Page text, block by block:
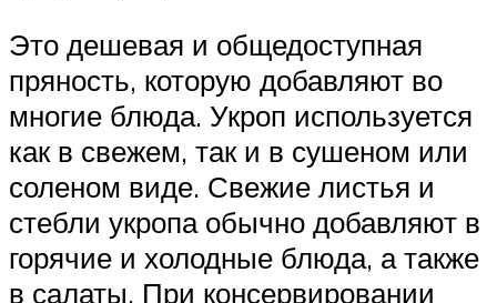
Это дешевая и общедоступная
пряность, которую добавляют во
многие блюда. Укроп используется
как в свежем, так и в сушеном или
соленом виде. Свежие листья и
стебли укропа обычно добавляют в
горячие и холодные блюда, а также
в салаты. При консервировании